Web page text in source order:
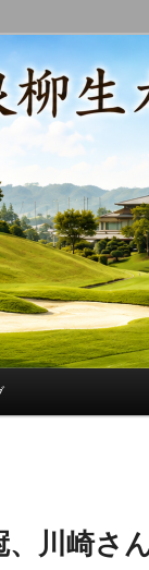
ークラ
の改修・更新作業
川崎さ